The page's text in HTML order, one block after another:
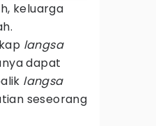
keluarga
langsa
dapat
langsa
seseorang